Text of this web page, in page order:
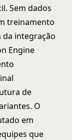
Sem dados
treinamento
integração
Engine
de
O
em
que